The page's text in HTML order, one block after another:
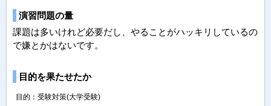
演習問題の量
課題は多いけれど必要だし、やることがハッキリしているの
で嫌とかはないです。
目的を果たせたか
目的：受験対策(大学受験)